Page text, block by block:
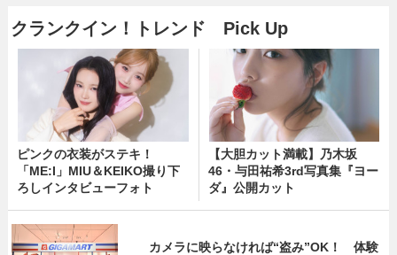
クランクイン！トレンド Pick Up
ピンクの衣装がステキ！
「ME:I」MIU＆KEIKO撮り下
ろしインタビューフォト
【大胆カット満載】乃木坂
46・与田祐希3rd写真集『ヨー
ダ』公開カット
カメラに映らなければ“盗み”OK！ 体験